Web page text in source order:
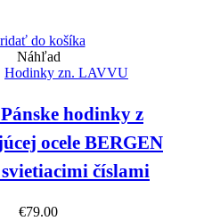
do košíka
Náhľad
Hodinky zn. LAVVU
hodinky z
ocele BERGEN
svietiacimi číslami
€79.00